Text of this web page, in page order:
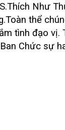
Như
Toàn thể
tình đạo vị.
Chức sự